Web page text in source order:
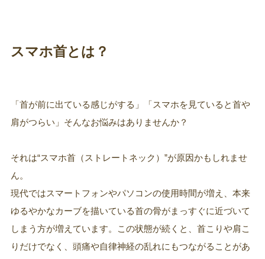
スマホ首とは？
「首が前に出ている感じがする」「スマホを見ていると首や
肩がつらい」そんなお悩みはありませんか？
それは“スマホ首（ストレートネック）”が原因かもしれませ
ん。
現代ではスマートフォンやパソコンの使用時間が増え、本来
ゆるやかなカーブを描いている首の骨がまっすぐに近づいて
しまう方が増えています。この状態が続くと、首こりや肩こ
りだけでなく、頭痛や自律神経の乱れにもつながることがあ